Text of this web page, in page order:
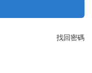
找回密碼